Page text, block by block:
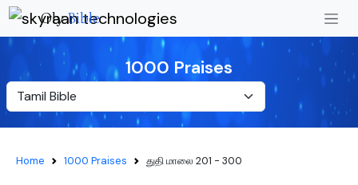
OlyBible
1000 Praises
Home 1000 Praises துதி மாலை 201 - 300